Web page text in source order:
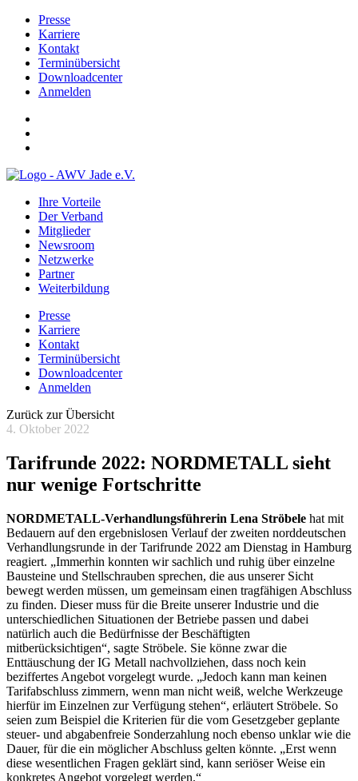
Presse
Karriere
Kontakt
Terminübersicht
Downloadcenter
Anmelden
Ihre Vorteile
Der Verband
Mitglieder
Newsroom
Netzwerke
Partner
Weiterbildung
Presse
Karriere
Kontakt
Terminübersicht
Downloadcenter
Anmelden
Zurück zur Übersicht
4. Oktober 2022
Tarifrunde 2022: NORDMETALL sieht
nur wenige Fortschritte
NORDMETALL-Verhandlungsführerin Lena Ströbele hat mit
Bedauern auf den ergebnislosen Verlauf der zweiten norddeutschen
Verhandlungsrunde in der Tarifrunde 2022 am Dienstag in Hamburg
reagiert. „Immerhin konnten wir sachlich und ruhig über einzelne
Bausteine und Stellschrauben sprechen, die aus unserer Sicht
bewegt werden müssen, um gemeinsam einen tragfähigen Abschluss
zu finden. Dieser muss für die Breite unserer Industrie und die
unterschiedlichen Situationen der Betriebe passen und dabei
natürlich auch die Bedürfnisse der Beschäftigten
mitberücksichtigen“, sagte Ströbele. Sie könne zwar die
Enttäuschung der IG Metall nachvollziehen, dass noch kein
beziffertes Angebot vorgelegt wurde. „Jedoch kann man keinen
Tarifabschluss zimmern, wenn man nicht weiß, welche Werkzeuge
hierfür im Einzelnen zur Verfügung stehen“, erläutert Ströbele. So
seien zum Beispiel die Kriterien für die vom Gesetzgeber geplante
steuer- und abgabenfreie Sonderzahlung noch ebenso unklar wie die
Dauer, für die ein möglicher Abschluss gelten könnte. „Erst wenn
diese wesentlichen Fragen geklärt sind, kann seriöser Weise ein
konkretes Angebot vorgelegt werden.“